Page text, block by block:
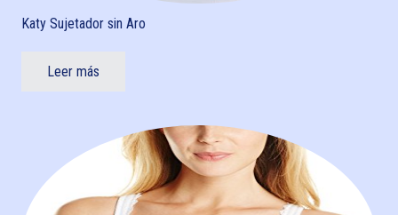
Katy Sujetador sin Aro
Leer más